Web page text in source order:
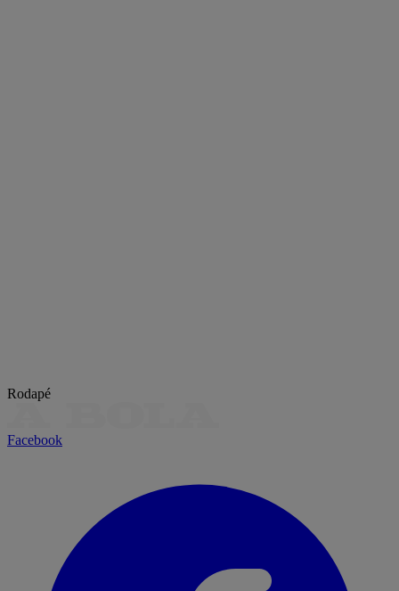
Rodapé
Facebook